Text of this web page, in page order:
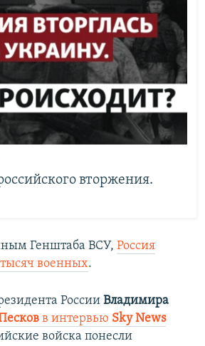
вторжения.
Генштаба ВСУ, Россия
тысяч военных.
России Владимира
в интервью Sky News
войска понесли